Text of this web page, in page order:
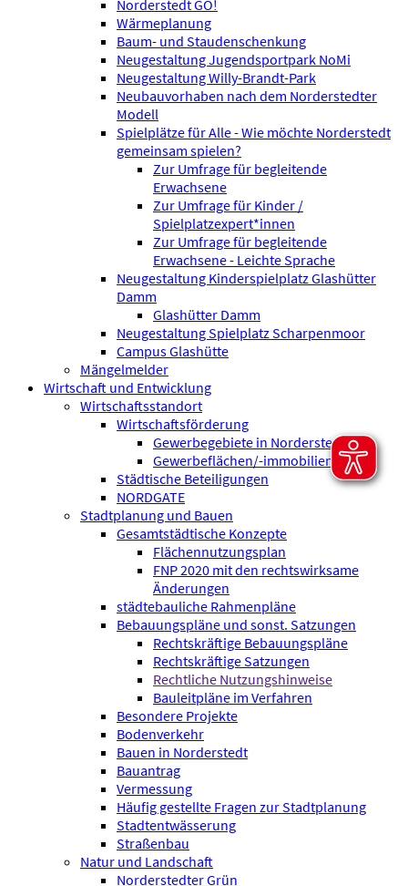
Norderstedt GO!
Wärmeplanung
Baum- und Staudenschenkung
Neugestaltung Jugendsportpark NoMi
Neugestaltung Willy-Brandt-Park
Neubauvorhaben nach dem Norderstedter
Modell
Spielplätze für Alle - Wie möchte Norderstedt
gemeinsam spielen?
Zur Umfrage für begleitende
Erwachsene
Zur Umfrage für Kinder /
Spielplatzexpert*innen
Zur Umfrage für begleitende
Erwachsene - Leichte Sprache
Neugestaltung Kinderspielplatz Glashütter
Damm
Glashütter Damm
Neugestaltung Spielplatz Scharpenmoor
Campus Glashütte
Mängelmelder
Wirtschaft und Entwicklung
Wirtschaftsstandort
Wirtschaftsförderung
Gewerbegebiete in Norderstedt
Gewerbeflächen/-immobilien
Städtische Beteiligungen
NORDGATE
Stadtplanung und Bauen
Gesamtstädtische Konzepte
Flächennutzungsplan
FNP 2020 mit den rechtswirksame
Änderungen
städtebauliche Rahmenpläne
Bebauungspläne und sonst. Satzungen
Rechtskräftige Bebauungspläne
Rechtskräftige Satzungen
Rechtliche Nutzungshinweise
Bauleitpläne im Verfahren
Besondere Projekte
Bodenverkehr
Bauen in Norderstedt
Bauantrag
Vermessung
Häufig gestellte Fragen zur Stadtplanung
Stadtentwässerung
Straßenbau
Natur und Landschaft
Norderstedter Grün